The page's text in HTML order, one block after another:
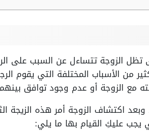
تظل الزوجة تتساءل عن السبب على
من الأسباب المختلفة التي يقوم
مع الزوجة أو عدم وجود توافق
اكتشاف الزوجة أمر هذه الزيجة
يجب عليكِ القيام بها ما يلي: